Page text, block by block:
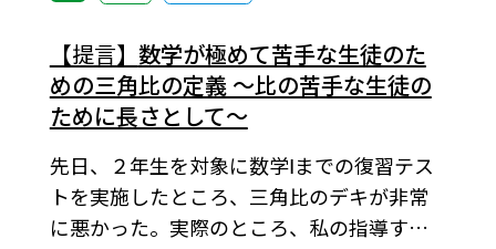
【提言】 数学が極めて苦手な生徒のた
めの三角比の定義 ～比の苦手な生徒の
ために長さとして～
先日、２年生を対象に数学Ⅰまでの復習テス
トを実施したところ、三角比のデキが非常
に悪かった。実際のところ、私の指導する